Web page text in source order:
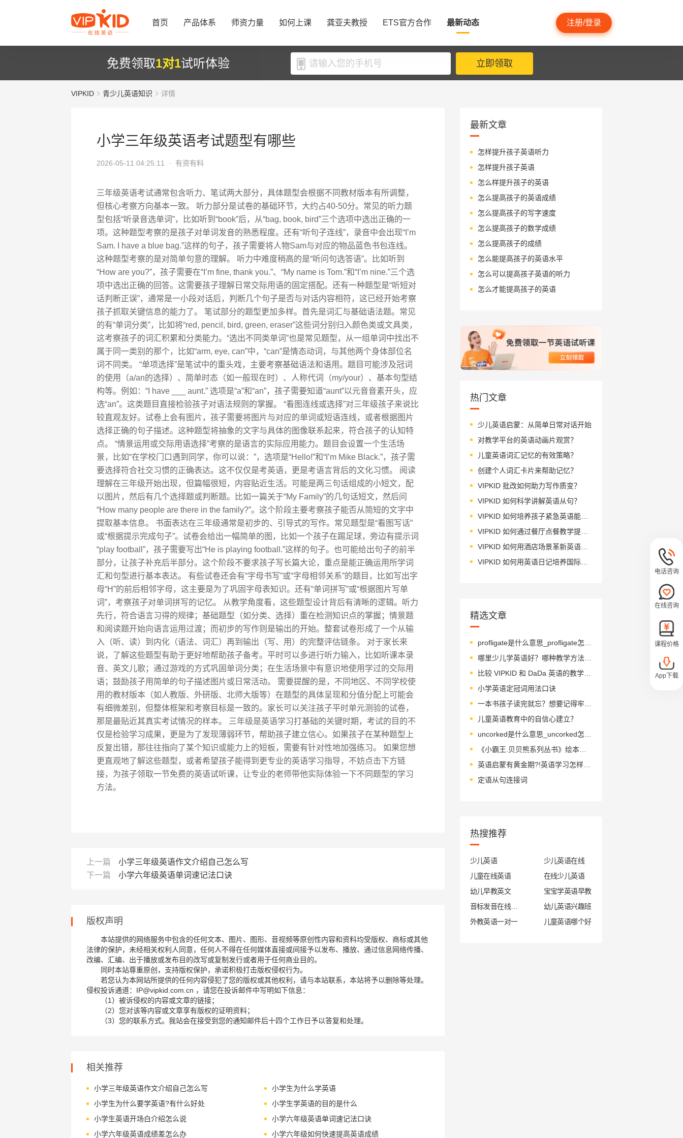
首页 产品体系 师资力量 如何上课 龚亚夫教授 ETS官方合作 最新动态 注册/登录
免费领取1对1试听体验 立即领取
VIPKID 青少儿英语知识 详情
小学三年级英语考试题型有哪些
2026-05-11 04:25:11 · 有资有料
三年级英语考试通常包含听力、笔试两大部分，具体题型会根据不同教材版本有所调整，
但核心考察方向基本一致。 听力部分是试卷的基础环节，大约占40-50分。常见的听力题
型包括“听录音选单词”，比如听到“book”后，从“bag, book, bird”三个选项中选出正确的一
项。这种题型考察的是孩子对单词发音的熟悉程度。还有“听句子连线”，录音中会出现“I’m
Sam. I have a blue bag.”这样的句子，孩子需要将人物Sam与对应的物品蓝色书包连线。
这种题型考察的是对简单句意的理解。 听力中难度稍高的是“听问句选答语”。比如听到
“How are you?”，孩子需要在“I’m fine, thank you.”、“My name is Tom.”和“I’m nine.”三个选
项中选出正确的回答。这需要孩子理解日常交际用语的固定搭配。还有一种题型是“听短对
话判断正误”，通常是一小段对话后，判断几个句子是否与对话内容相符，这已经开始考察
孩子抓取关键信息的能力了。 笔试部分的题型更加多样。首先是词汇与基础语法题。常见
的有“单词分类”，比如将“red, pencil, bird, green, eraser”这些词分别归入颜色类或文具类，
这考察孩子的词汇积累和分类能力。“选出不同类单词”也是常见题型，从一组单词中找出不
属于同一类别的那个，比如“arm, eye, can”中，“can”是情态动词，与其他两个身体部位名
词不同类。 “单项选择”是笔试中的重头戏，主要考察基础语法和语用。题目可能涉及冠词
的使用（a/an的选择）、简单时态（如一般现在时）、人称代词（my/your）、基本句型结
构等。例如：“I have ___ aunt.” 选项是“a”和“an”，孩子需要知道“aunt”以元音音素开头，应
选“an”。这类题目直接检验孩子对语法规则的掌握。 “看图连线或选择”对三年级孩子来说比
较直观友好。试卷上会有图片，孩子需要将图片与对应的单词或短语连线，或者根据图片
选择正确的句子描述。这种题型将抽象的文字与具体的图像联系起来，符合孩子的认知特
点。 “情景运用或交际用语选择”考察的是语言的实际应用能力。题目会设置一个生活场
景，比如“在学校门口遇到同学，你可以说：”，选项是“Hello!”和“I’m Mike Black.”，孩子需
要选择符合社交习惯的正确表达。这不仅仅是考英语，更是考语言背后的文化习惯。 阅读
理解在三年级开始出现，但篇幅很短，内容贴近生活。可能是两三句话组成的小短文，配
以图片，然后有几个选择题或判断题。比如一篇关于“My Family”的几句话短文，然后问
“How many people are there in the family?”。这个阶段主要考察孩子能否从简短的文字中
提取基本信息。 书面表达在三年级通常是初步的、引导式的写作。常见题型是“看图写话”
或“根据提示完成句子”。试卷会给出一幅简单的图，比如一个孩子在踢足球，旁边有提示词
“play football”，孩子需要写出“He is playing football.”这样的句子。也可能给出句子的前半
部分，让孩子补充后半部分。这个阶段不要求孩子写长篇大论，重点是能正确运用所学词
汇和句型进行基本表达。 有些试卷还会有“字母书写”或“字母相邻关系”的题目，比如写出字
母“H”的前后相邻字母，这主要是为了巩固字母表知识。还有“单词拼写”或“根据图片写单
词”，考察孩子对单词拼写的记忆。 从教学角度看，这些题型设计背后有清晰的逻辑。听力
先行，符合语言习得的规律；基础题型（如分类、选择）重在检测知识点的掌握；情景题
和阅读题开始向语言运用过渡；而初步的写作则是输出的开始。整套试卷形成了一个从输
入（听、读）到内化（语法、词汇）再到输出（写、用）的完整评估链条。 对于家长来
说，了解这些题型有助于更好地帮助孩子备考。平时可以多进行听力输入，比如听课本录
音、英文儿歌；通过游戏的方式巩固单词分类；在生活场景中有意识地使用学过的交际用
语；鼓励孩子用简单的句子描述图片或日常活动。 需要提醒的是，不同地区、不同学校使
用的教材版本（如人教版、外研版、北师大版等）在题型的具体呈现和分值分配上可能会
有细微差别，但整体框架和考察目标是一致的。家长可以关注孩子平时单元测验的试卷，
那是最贴近其真实考试情况的样本。 三年级是英语学习打基础的关键时期，考试的目的不
仅是检验学习成果，更是为了发现薄弱环节，帮助孩子建立信心。如果孩子在某种题型上
反复出错，那往往指向了某个知识或能力上的短板，需要有针对性地加强练习。 如果您想
更直观地了解这些题型，或者希望孩子能得到更专业的英语学习指导，不妨点击下方链
接，为孩子领取一节免费的英语试听课，让专业的老师带他实际体验一下不同题型的学习
方法。
上一篇
小学三年级英语作文介绍自己怎么写
下一篇
小学六年级英语单词速记法口诀
版权声明
本站提供的网络服务中包含的任何文本、图片、图形、音视频等原创性内容和资料均受版权、商标或其他
法律的保护，未经相关权利人同意，任何人不得在任何媒体直接或间接予以发布、播放、通过信息网络传播、
改编、汇编、出于播放或发布目的改写或复制发行或者用于任何商业目的。
同时本站尊重原创，支持版权保护，承诺积极打击版权侵权行为。
若您认为本网站所提供的任何内容侵犯了您的版权或其他权利，请与本站联系，本站将予以删除等处理。
侵权投诉通道：IP@vipkid.com.cn ，请您在投诉邮件中写明如下信息：
（1）被诉侵权的内容或文章的链接；
（2）您对该等内容或文章享有版权的证明资料；
（3）您的联系方式。我站会在接受到您的通知邮件后十四个工作日予以答复和处理。
相关推荐
小学三年级英语作文介绍自己怎么写
小学生为什么学英语
小学生为什么要学英语?有什么好处
小学生学英语的目的是什么
小学生英语开场白介绍怎么说
小学六年级英语单词速记法口诀
小学六年级英语成绩差怎么办
小学六年级如何快速提高英语成绩
最新文章
怎样提升孩子英语听力
怎样提升孩子英语
怎么样提升孩子的英语
怎么提高孩子的英语成绩
怎么提高孩子的写字速度
怎么提高孩子的数学成绩
怎么提高孩子的成绩
怎么能提高孩子的英语水平
怎么可以提高孩子英语的听力
怎么才能提高孩子的英语
热门文章
少儿英语启蒙：从简单日常对话开始
对教学平台的英语动画片观赏？
儿童英语词汇记忆的有效策略？
创建个人词汇卡片来帮助记忆？
VIPKID 批改如何助力写作质变？
VIPKID 如何科学讲解英语从句？
VIPKID 如何培养孩子紧急英语能力？
VIPKID 如何通过餐厅点餐教学提升少儿英语应用能力？
VIPKID 如何用酒店场景革新英语教学？
VIPKID 如何用英语日记培养国际化人才？
精选文章
哪里少儿学英语好？哪种教学方法好？
比较 VIPKID 和 DaDa 英语的教学方法？
小学英语定冠词用法口诀
一本书孩子读完就忘？想要记得牢，“动动手指”就够了(文末福利)
儿童英语教育中的自信心建立？
《小霸王.贝贝熊系列丛书》绘本简介
英语启蒙有黄金期?!英语学习怎样才能少走弯路?
定语从句连接词
热搜推荐
少儿英语
少儿英语在线
儿童在线英语
在线少儿英语
幼儿早教英文
宝宝学英语早教
幼儿英语兴趣班
外教英语一对一
儿童英语哪个好
电话咨询
在线咨询
课程价格
App下载